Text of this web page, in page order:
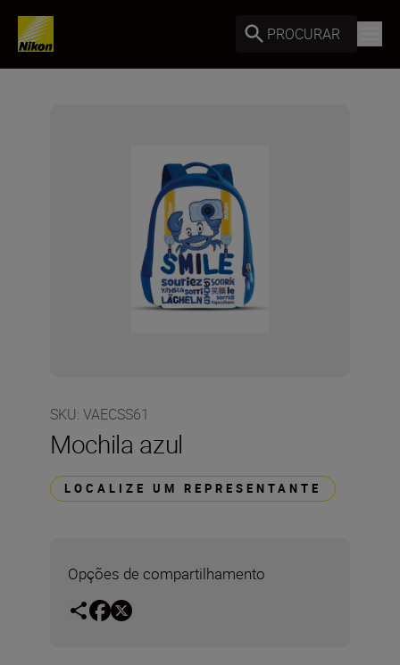
PROCURAR
SKU: VAECSS61
Mochila azul
LOCALIZE UM REPRESENTANTE
Opções de compartilhamento